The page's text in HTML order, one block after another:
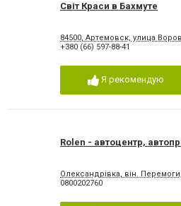
Світ Краси в Бахмуте
84500, Артемовск, улица
+380 (66) 597-88-41
Я рекомендую
Rolen - автоцентр,
Олександрівка, він.
0800202760